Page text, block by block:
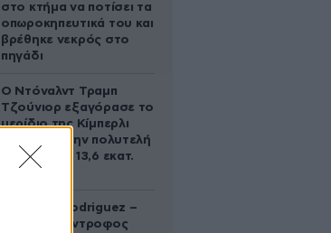
στο κτήμα να ποτίσει τα
οπωροκηπευτικά του και
βρέθηκε νεκρός στο
πηγάδι
Ο Ντόναλντ Τραμπ
Τζούνιορ εξαγόρασε το
μερίδιο της Κίμπερλι
Γκίλφοϊλ στην πολυτελή
έπαυλη των 13,6 εκατ.
Georgina Rodriguez –
Ξεσπά η σύντροφος